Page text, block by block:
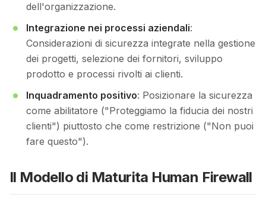
dell'organizzazione.
Integrazione nei processi aziendali:
Considerazioni di sicurezza integrate nella gestione
dei progetti, selezione dei fornitori, sviluppo
prodotto e processi rivolti ai clienti.
Inquadramento positivo: Posizionare la sicurezza
come abilitatore ("Proteggiamo la fiducia dei nostri
clienti") piuttosto che come restrizione ("Non puoi
fare questo").
Il Modello di Maturita Human Firewall